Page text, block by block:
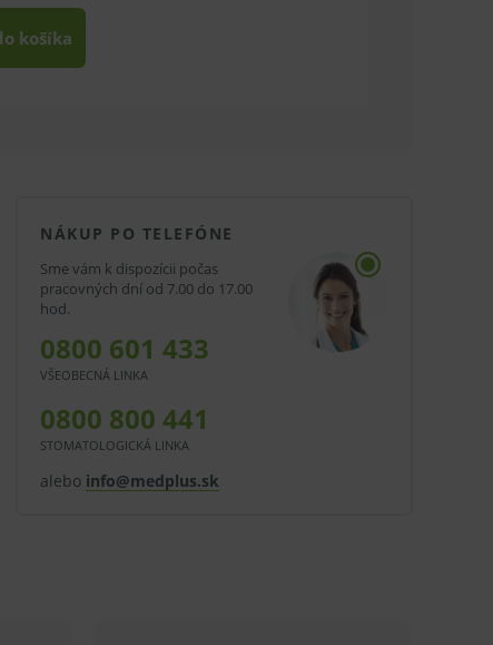
košíka
NÁKUP PO TELEFÓNE
Sme vám k dispozícii počas
pracovných dní od 7.00 do 17.00
hod.
0800 601 433
VŠEOBECNÁ LINKA
0800 800 441
STOMATOLOGICKÁ LINKA
alebo info@medplus.sk